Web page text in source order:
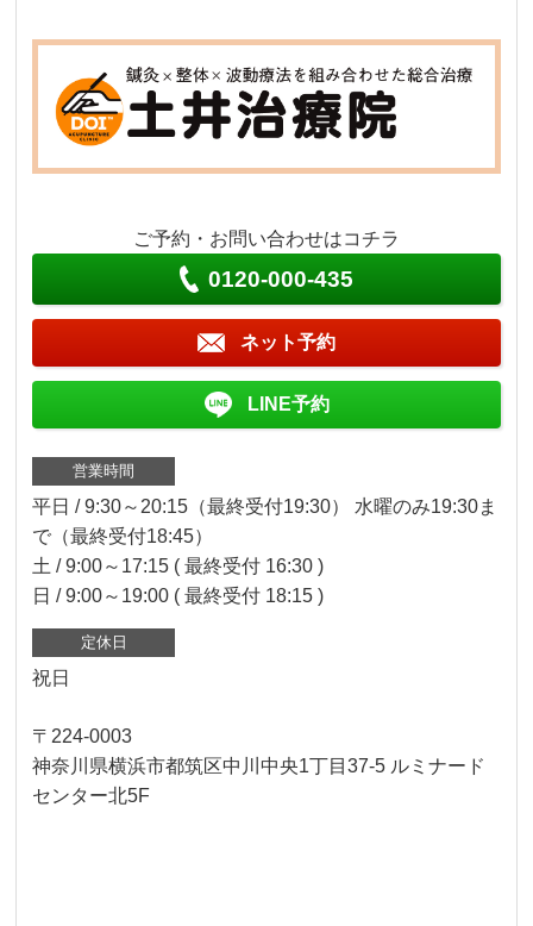
ご予約・お問い合わせはコチラ
0120-000-435
ネット予約
LINE予約
営業時間
平日 / 9:30～20:15（最終受付19:30） 水曜のみ19:30ま
で（最終受付18:45）
土 / 9:00～17:15 ( 最終受付 16:30 )
日 / 9:00～19:00 ( 最終受付 18:15 )
定休日
祝日
〒224-0003
神奈川県横浜市都筑区中川中央1丁目37-5 ルミナード
センター北5F